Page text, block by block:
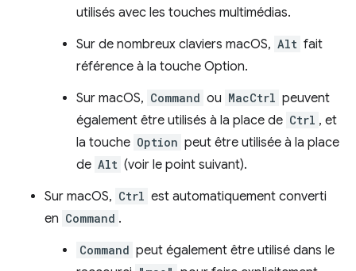
utilisés avec les touches multimédias.
Sur de nombreux claviers macOS, Alt fait
référence à la touche Option.
Sur macOS, Command ou MacCtrl peuvent
également être utilisés à la place de Ctrl , et
la touche Option peut être utilisée à la place
de Alt (voir le point suivant).
Sur macOS, Ctrl est automatiquement converti
en Command .
Command peut également être utilisé dans le